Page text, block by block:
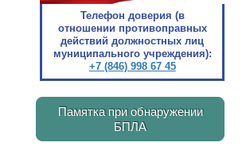
Телефон доверия (в
отношении противоправных
действий должностных лиц
муниципального учреждения):
+7 (846) 998 67 45
Памятка при обнаружении
БПЛА